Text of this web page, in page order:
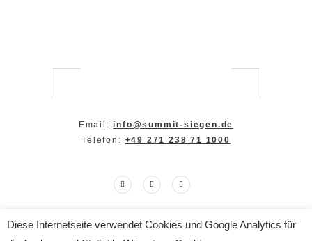
Email:info@summit-siegen.de
Telefon: +49 271 238 71 1000
Copyright The SUMMIT 2024
Diese Internetseite verwendet Cookies und Google Analytics für